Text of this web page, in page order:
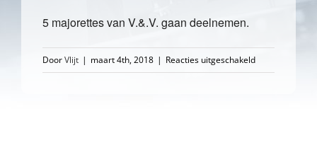
5 majorettes van V.&.V. gaan deelnemen.
DoorVlijt | maart 4th, 2018 | Reacties uitgeschakeldvoor
Twirl